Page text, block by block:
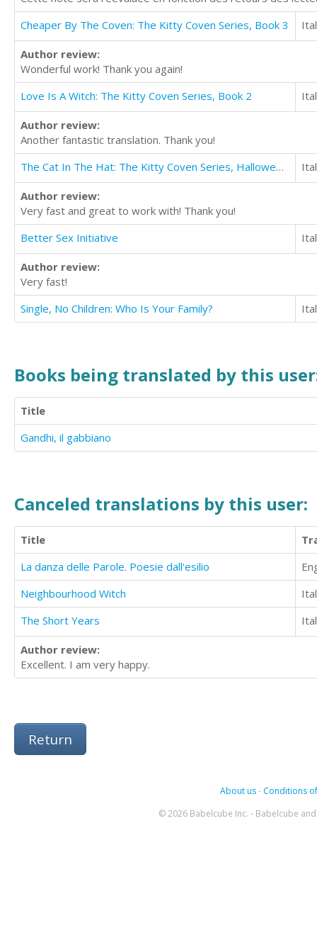
Cheaper By The Coven: The Kitty Coven Series, Book 3
Author review:
Wonderful work! Thank you again!
Love Is A Witch: The Kitty Coven Series, Book 2
Author review:
Another fantastic translation. Thank you!
The Cat In The Hat: The Kitty Coven Series, Halloween Story
Author review:
Very fast and great to work with! Thank you!
Better Sex Initiative
Author review:
Very fast!
Single, No Children: Who Is Your Family?
Books being translated by this
Title
Gandhi, il gabbiano
Canceled translations by this user:
Title
La danza delle Parole. Poesie dall'esilio
Neighbourhood Witch
The Short Years
Author review:
Excellent. I am very happy.
Return
About us- Conditions
© 2026 Babelcube Inc. - Babelcube